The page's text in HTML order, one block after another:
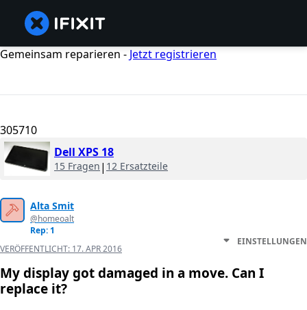
Gemeinsam reparieren - Jetzt registrieren
305710
Dell XPS 18
15 Fragen | 12 Ersatzteile
Alta Smit
@homeoalt
Rep: 1
VERÖFFENTLICHT: 17. APR 2016
EINSTELLUNGEN
My display got damaged in a move. Can I
replace it?